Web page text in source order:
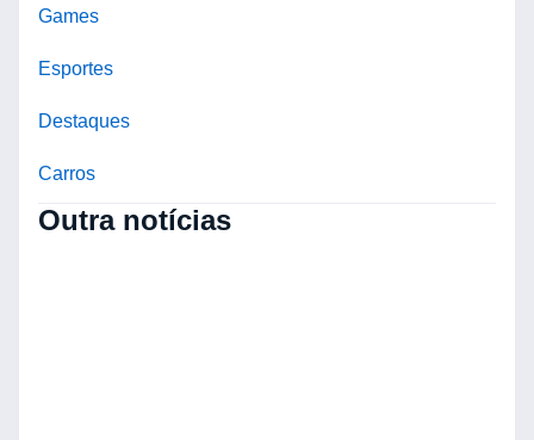
Games
Esportes
Destaques
Carros
Outra notícias